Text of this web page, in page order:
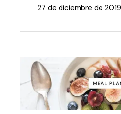
27 de diciembre de 2019